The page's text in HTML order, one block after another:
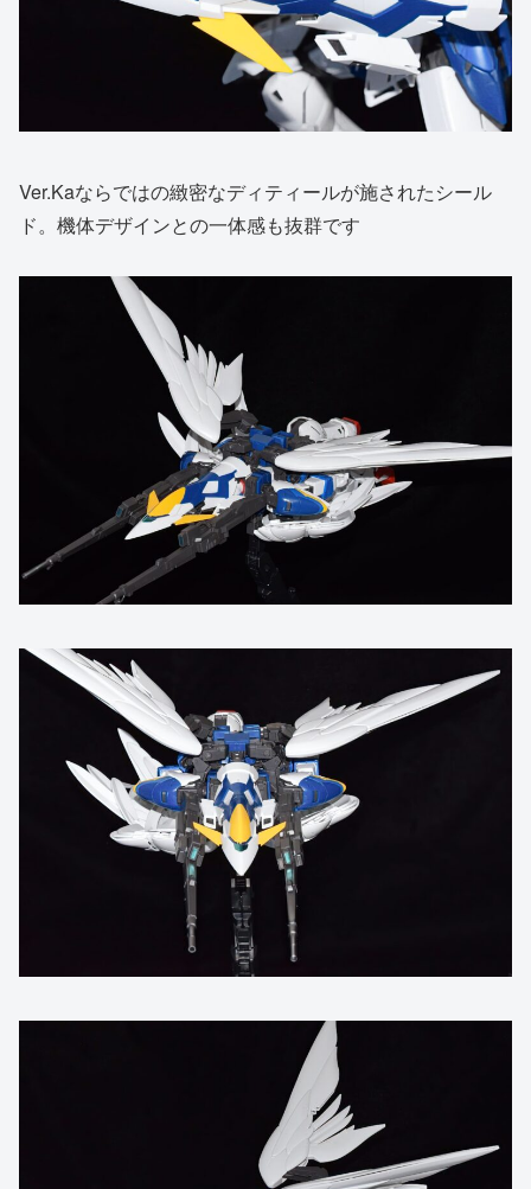
Ver.Kaならではの緻密なディティールが施されたシール
ド。機体デザインとの一体感も抜群です